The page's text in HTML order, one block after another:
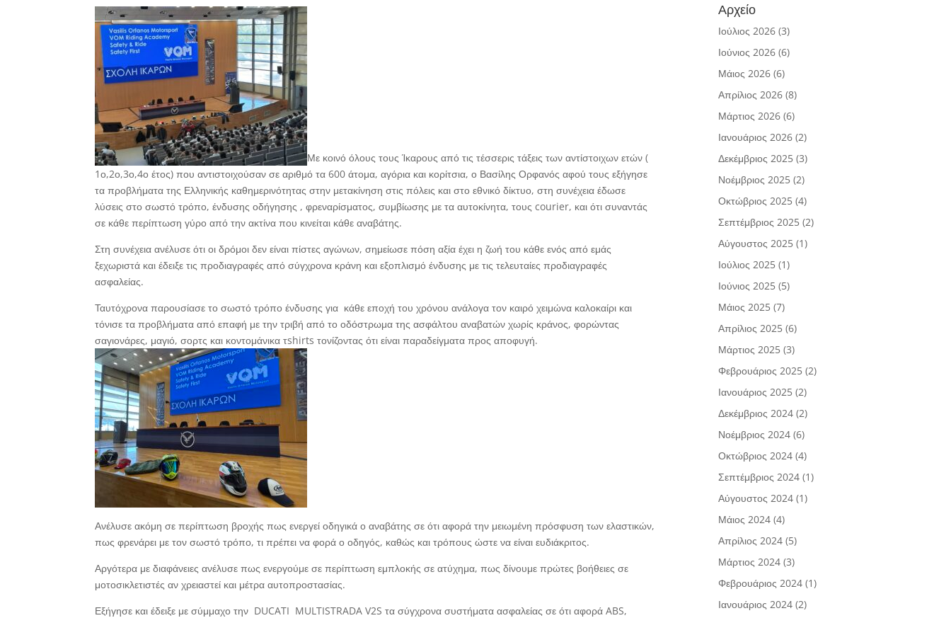
Με κοινό όλους τους Ίκαρους από τις τέσσερις τάξεις των αντίστοιχων ετών (
1ο,2ο,3ο,4ο έτος) που αντιστοιχούσαν σε αριθμό τα 600 άτομα, αγόρια και κορίτσια, ο Βασίλης Ορφανός αφού τους εξήγησε
τα προβλήματα της Ελληνικής καθημερινότητας στην μετακίνηση στις πόλεις και στο εθνικό δίκτυο, στη συνέχεια έδωσε
λύσεις στο σωστό τρόπο, ένδυσης οδήγησης , φρεναρίσματος, συμβίωσης με τα αυτοκίνητα, τους courier, και ότι συναντάς
σε κάθε περίπτωση γύρο από την ακτίνα που κινείται κάθε αναβάτης.
Στη συνέχεια ανέλυσε ότι οι δρόμοι δεν είναι πίστες αγώνων, σημείωσε πόση αξία έχει η ζωή του κάθε ενός από εμάς
ξεχωριστά και έδειξε τις προδιαγραφές από σύγχρονα κράνη και εξοπλισμό ένδυσης με τις τελευταίες προδιαγραφές
ασφαλείας.
Ταυτόχρονα παρουσίασε το σωστό τρόπο ένδυσης για κάθε εποχή του χρόνου ανάλογα τον καιρό χειμώνα καλοκαίρι και
τόνισε τα προβλήματα από επαφή με την τριβή από το οδόστρωμα της ασφάλτου αναβατών χωρίς κράνος, φορώντας
σαγιονάρες, μαγιό, σορτς και κοντομάνικα τshirts τονίζοντας ότι είναι παραδείγματα προς αποφυγή.
Ανέλυσε ακόμη σε περίπτωση βροχής πως ενεργεί οδηγικά ο αναβάτης σε ότι αφορά την μειωμένη πρόσφυση των ελαστικών,
πως φρενάρει με τον σωστό τρόπο, τι πρέπει να φορά ο οδηγός, καθώς και τρόπους ώστε να είναι ευδιάκριτος.
Αργότερα με διαφάνειες ανέλυσε πως ενεργούμε σε περίπτωση εμπλοκής σε ατύχημα, πως δίνουμε πρώτες βοήθειες σε
μοτοσικλετιστές αν χρειαστεί και μέτρα αυτοπροστασίας.
Εξήγησε και έδειξε με σύμμαχο την DUCATI MULTISTRADA V2S τα σύγχρονα συστήματα ασφαλείας σε ότι αφορά ABS,
Αρχείο
Ιούλιος 2026 (3)
Ιούνιος 2026 (6)
Μάιος 2026 (6)
Απρίλιος 2026 (8)
Μάρτιος 2026 (6)
Ιανουάριος 2026 (2)
Δεκέμβριος 2025 (3)
Νοέμβριος 2025 (2)
Οκτώβριος 2025 (4)
Σεπτέμβριος 2025 (2)
Αύγουστος 2025 (1)
Ιούλιος 2025 (1)
Ιούνιος 2025 (5)
Μάιος 2025 (7)
Απρίλιος 2025 (6)
Μάρτιος 2025 (3)
Φεβρουάριος 2025 (2)
Ιανουάριος 2025 (2)
Δεκέμβριος 2024 (2)
Νοέμβριος 2024 (6)
Οκτώβριος 2024 (4)
Σεπτέμβριος 2024 (1)
Αύγουστος 2024 (1)
Μάιος 2024 (4)
Απρίλιος 2024 (5)
Μάρτιος 2024 (3)
Φεβρουάριος 2024 (1)
Ιανουάριος 2024 (2)